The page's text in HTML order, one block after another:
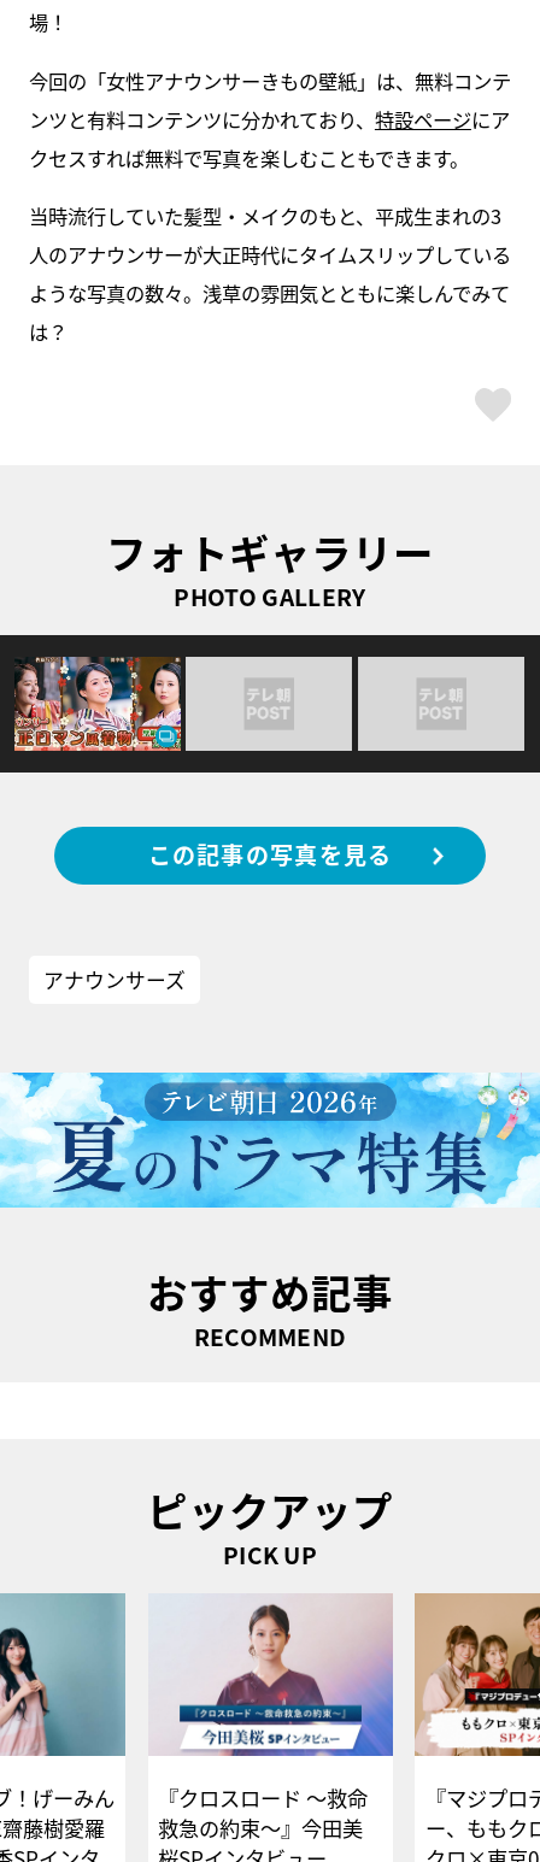
場！
今回の「女性アナウンサーきもの壁紙」は、無料コンテ
ンツと有料コンテンツに分かれており、 特設ページにア
クセスすれば無料で写真を楽しむこともできます。
当時流行していた髪型・メイクのもと、平成生まれの3
人のアナウンサーが大正時代にタイムスリップしている
ような写真の数々。浅草の雰囲気とともに楽しんでみて
は？
フォトギャラリー
PHOTO GALLERY
この記事の写真を見る
アナウンサーズ
おすすめ記事
RECOMMEND
ピックアップ
PICK UP
！げーみん
藤樹愛羅
『クロスロード ～救命
救急の約束～』今田美
『マジプロ
ー、ももク